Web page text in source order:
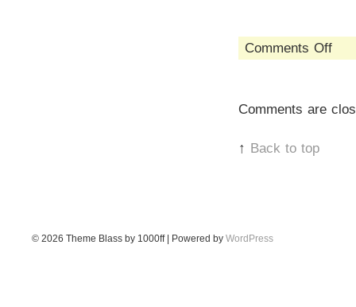
Comments Offon
Comments are
↑ Back to top
© 2026 Theme Blass by 1000ff | Powered by WordPress